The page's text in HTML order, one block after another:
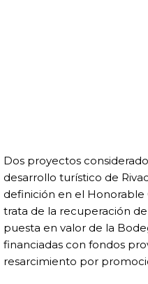
Dos proyectos
desarrollo turístico de
definición en el Honorable
trata de la recuperación
puesta en valor de la
financiadas con fondos
resarcimiento por